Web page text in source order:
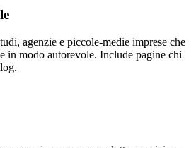
agenzie e piccole-medie imprese che
in modo autorevole. Include pagine chi